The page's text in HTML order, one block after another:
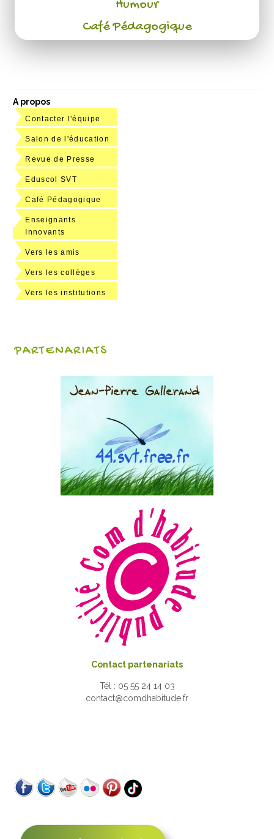
Humour
Café Pédagogique
A propos
Contacter l'équipe
Salon de l'éducation
Revue de Presse
Eduscol SVT
Café Pédagogique
Enseignants
Innovants
Vers les amis
Vers les collèges
Vers les institutions
PARTENARIATS
Contact partenariats
Tél : 05 55 24 14 03
contact@comdhabitude.fr